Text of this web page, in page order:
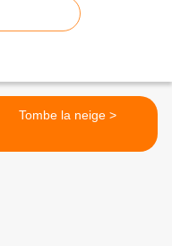
​Tombe la neige >